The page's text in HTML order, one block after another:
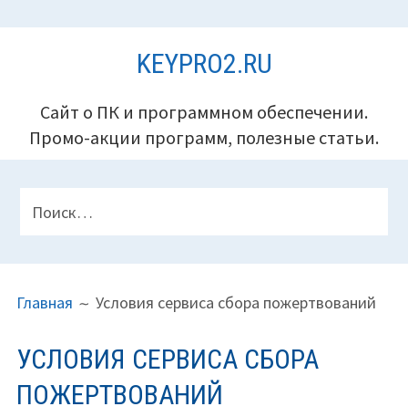
KEYPRO2.RU
Сайт о ПК и программном обеспечении.
Промо-акции программ, полезные статьи.
ВЕРХНЕГО
КОЛОНТИТУЛА
Найти:
НА
(ХЛЕБНЫЕ
КРОШКИ)
Главная Условия сервиса сбора пожертвований
УСЛОВИЯ СЕРВИСА СБОРА
ПОЖЕРТВОВАНИЙ